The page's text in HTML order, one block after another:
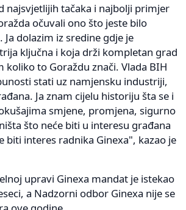
najsvjetlijih tačaka i najbolji primjer
očuvali ono što jeste bilo
Ja dolazim iz sredine gdje je
ključna i koja drži kompletan grad
koliko to Goraždu znači. Vlada BIH
stati uz namjensku industriji,
Ja znam cijelu historiju šta se i
smjene, promjena, sigurno
što neće biti u interesu građana
biti interes radnika Ginexa", kazao je
upravi Ginexa mandat je istekao
a Nadzorni odbor Ginexa nije se